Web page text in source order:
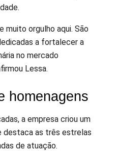
muito orgulho aqui. São
a fortalecer a
no mercado
Lessa.
homenagens
a empresa criou um
destaca as três estrelas
de atuação.